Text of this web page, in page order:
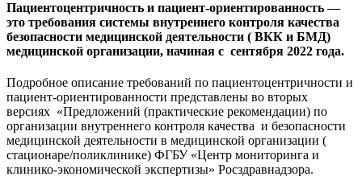
Пациентоцентричность и пациент-ориентированность —
это требования системы внутреннего контроля качества
безопасности медицинской деятельности ( ВКК и БМД)
медицинской организации, начиная с сентября 2022 года.
Подробное описание требований по пациентоцентричности и
пациент-ориентированности представлены во вторых
версиях «Предложений (практические рекомендации) по
организации внутреннего контроля качества и безопасности
медицинской деятельности в медицинской организации (
стационаре/поликлинике) ФГБУ «Центр мониторинга и
клинико-экономической экспертизы» Росздравнадзора.